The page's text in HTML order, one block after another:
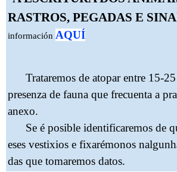
RASTROS, PEGADAS E
información AQUÍ
Trataremos de atopar entre 15-25
presenza de fauna que frecuenta a
anexo.
Se é posible identificaremos de
eses vestixios e fixarémonos
das que tomaremos datos.